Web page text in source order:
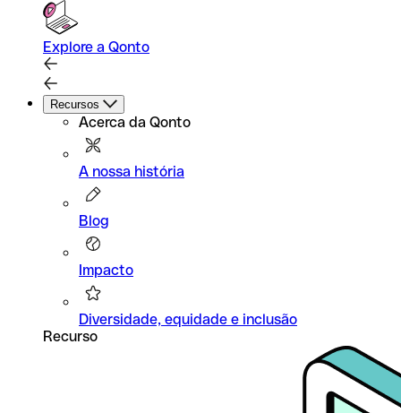
Explore a Qonto
Recursos
Acerca da Qonto
A nossa história
Blog
Impacto
Diversidade, equidade e inclusão
Recurso